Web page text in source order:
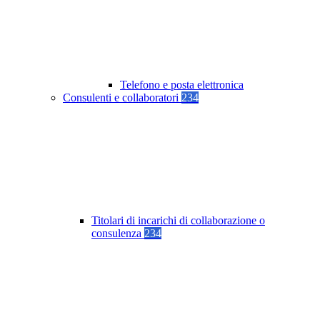
Telefono e posta elettronica
Consulenti e collaboratori 234
Titolari di incarichi di collaborazione o
consulenza 234